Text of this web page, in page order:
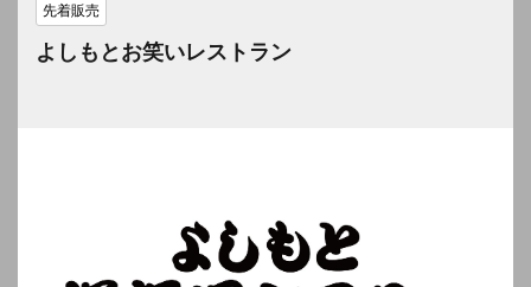
先着販売
よしもとお笑いレストラン